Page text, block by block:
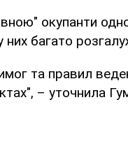
окупанти
них багато
та правил
– уточнила